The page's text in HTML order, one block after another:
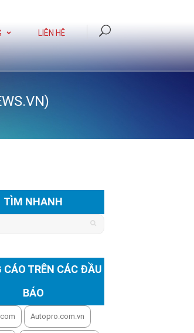
LIÊN HỆ
TÌM NHANH
CÁO TRÊN CÁC ĐẦU
BÁO
Autopro.com.vn